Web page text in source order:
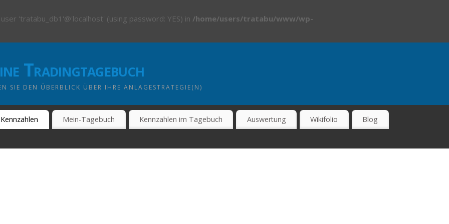
'tratabu_db1'@'localhost' (using password: YES) in /home/users/tratabu/www/wp-
Tradingtagebuch
SIE DEN ÜBERBLICK ÜBER IHRE ANLAGESTRATEGIE(N)
Kennzahlen Mein-Tagebuch Kennzahlen im Tagebuch Auswertung Wikifolio Blog